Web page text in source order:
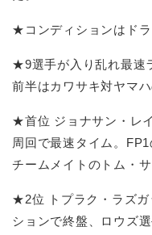
★コンディションはドラ
★9選手が入り乱れ最速
前半はカワサキ対ヤマハ
★首位 ジョナサン・レ
周回で最速タイム。
チームメイトのトム・サ
★2位 トプラク・ラズガ
ションで終盤、ロウズ